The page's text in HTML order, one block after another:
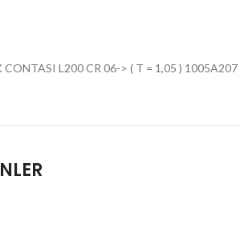
CONTASI L200 CR 06-> ( T = 1,05 ) 1005A207